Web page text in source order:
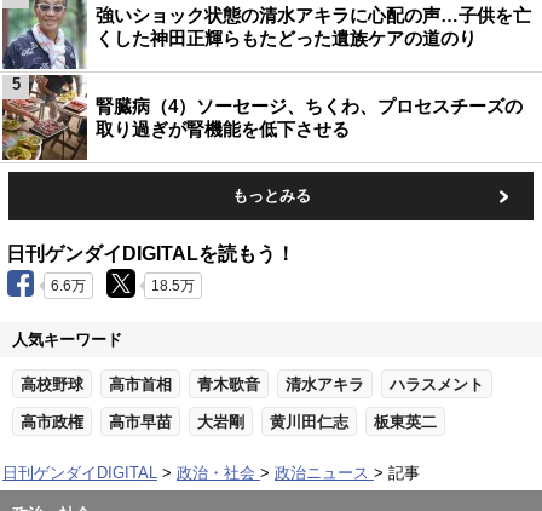
強いショック状態の清水アキラに心配の声…子供を亡
くした神田正輝らもたどった遺族ケアの道のり
腎臓病（4）ソーセージ、ちくわ、プロセスチーズの
取り過ぎが腎機能を低下させる
5
もっとみる
日刊ゲンダイDIGITALを読もう！
6.6万 18.5万
人気キーワード
高校野球 高市首相 青木歌音 清水アキラ ハラスメント
高市政権 高市早苗 大岩剛 黄川田仁志 板東英二
日刊ゲンダイDIGITAL 政治・社会 政治ニュース 記事